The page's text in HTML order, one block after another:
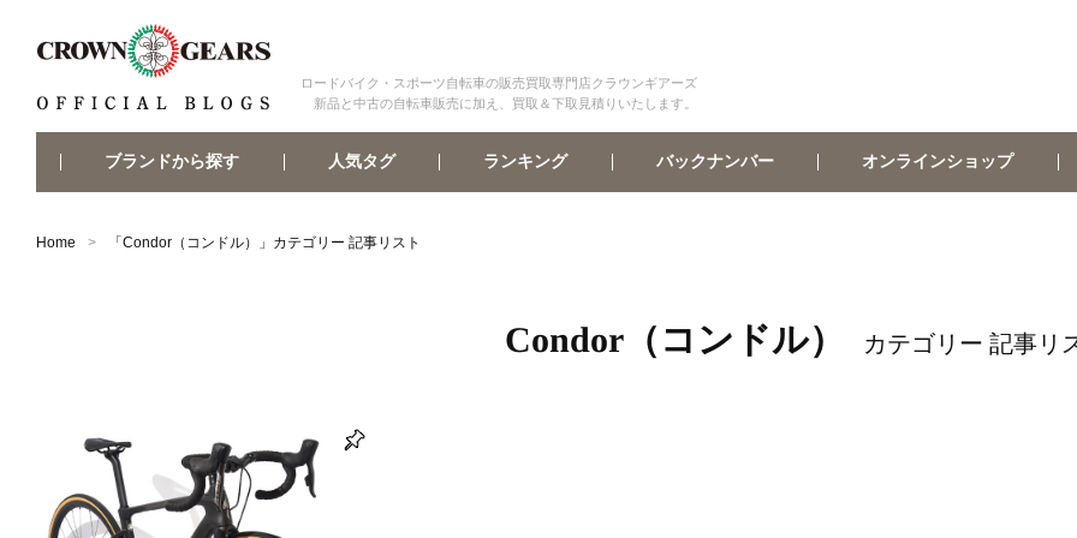
ロードバイク・スポーツ自転車の販売買取専門店クラウンギアーズ
新品と中古の自転車販売に加え、買取＆下取見積りいたします。
ブランドから探す 人気タグ ランキング バックナンバー オンラインショップ
Home 「 Condor（コンドル） 」カテゴリー 記事リスト
Condor（コンドル） カテゴリー 記事リ